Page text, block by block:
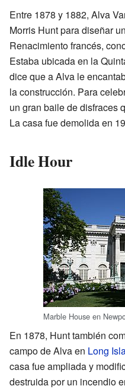
Entre 1878 y 1882, Alva
Morris Hunt para diseñar
Renacimiento francés,
Estaba ubicada en la
dice que a Alva le
la construcción. Para
un gran baile de disfraces
La casa fue demolida en
Idle Hour
Marble House en
En 1878, Hunt también
campo de Alva en Long
casa fue ampliada y
destruida por un incendio